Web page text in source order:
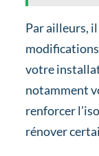
Par ailleurs,
modifications
votre
notamment
renforcer
rénover